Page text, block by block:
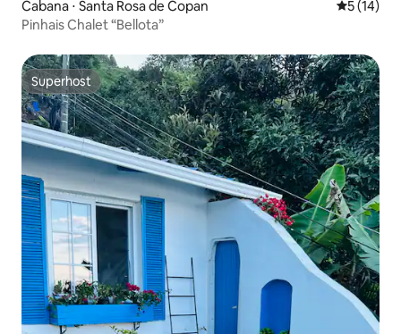
Cabana ⋅ Santa Rosa de Copan 5 de uma
5 (14)
Pinhais Chalet “Bellota”
Superhost
Superhost